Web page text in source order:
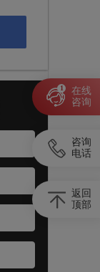
在线
咨询
1
咨询
电话
返回
顶部